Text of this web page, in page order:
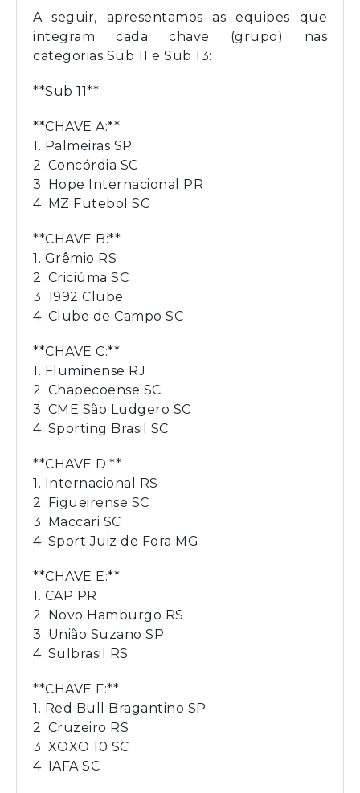
A seguir, apresentamos as equipes que
integram cada chave (grupo) nas
categorias Sub 11 e Sub 13:
**Sub 11**
**CHAVE A:**
1. Palmeiras SP
2. Concórdia SC
3. Hope Internacional PR
4. MZ Futebol SC
**CHAVE B:**
1. Grêmio RS
2. Criciúma SC
3. 1992 Clube
4. Clube de Campo SC
**CHAVE C:**
1. Fluminense RJ
2. Chapecoense SC
3. CME São Ludgero SC
4. Sporting Brasil SC
**CHAVE D:**
1. Internacional RS
2. Figueirense SC
3. Maccari SC
4. Sport Juiz de Fora MG
**CHAVE E:**
1. CAP PR
2. Novo Hamburgo RS
3. União Suzano SP
4. Sulbrasil RS
**CHAVE F:**
1. Red Bull Bragantino SP
2. Cruzeiro RS
3. XOXO 10 SC
4. IAFA SC